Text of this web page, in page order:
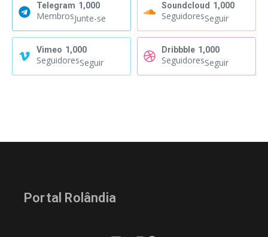
Telegram 1,000
MembrosJunte-se
Soundcloud 1,000
SeguidoresSeguir
Vimeo 1,000
SeguidoresSeguir
Dribbble 1,000
SeguidoresSeguir
Portal Rolândia